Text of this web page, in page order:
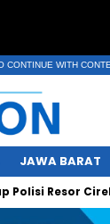
CONTINUE WITH
JAWA BARAT
Resor Cirebon